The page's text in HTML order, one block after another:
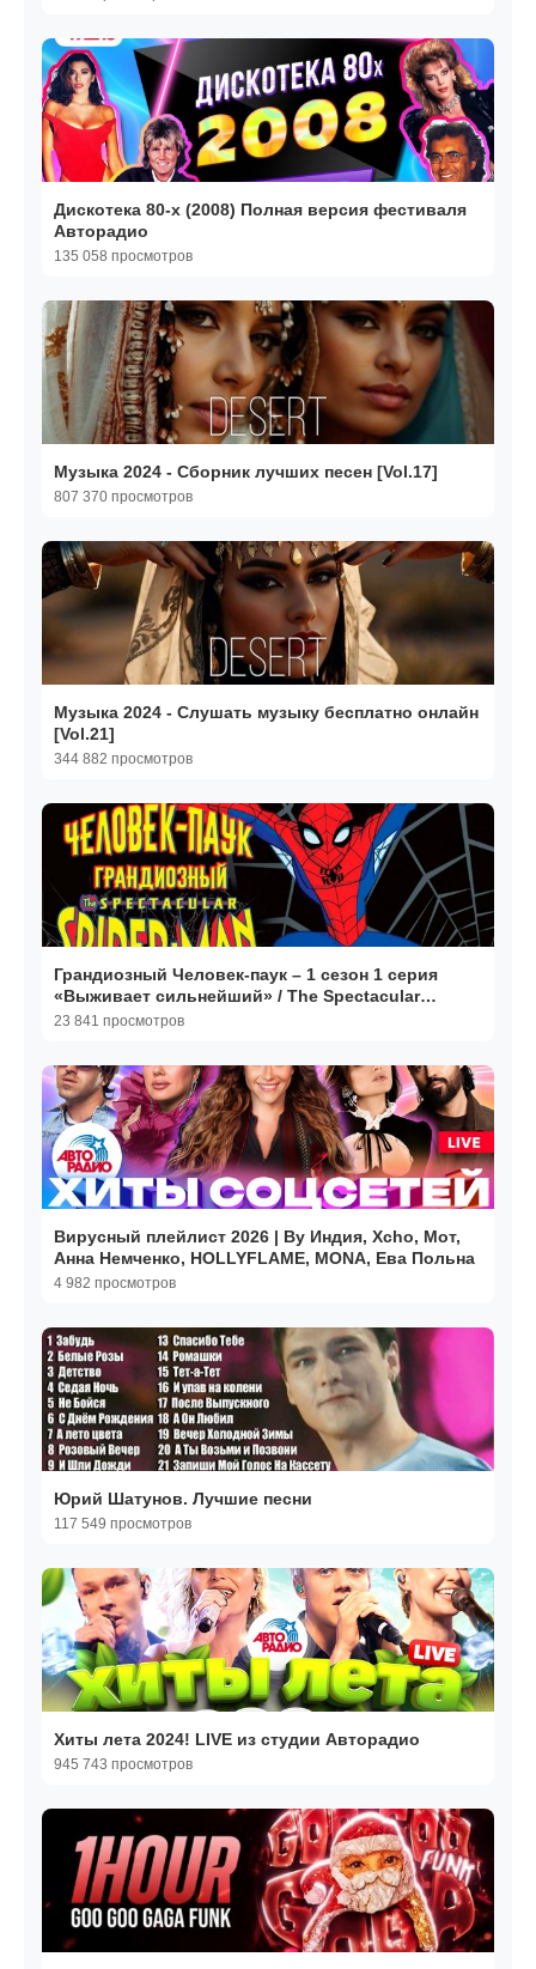
Дискотека 80-х (2008) Полная версия фестиваля
Авторадио
135 058 просмотров
Музыка 2024 - Сборник лучших песен [Vol.17]
807 370 просмотров
Музыка 2024 - Слушать музыку бесплатно онлайн
[Vol.21]
344 882 просмотров
Грандиозный Человек-паук – 1 сезон 1 серия
«Выживает сильнейший» / The Spectacular
Spider-Man
23 841 просмотров
Вирусный плейлист 2026 | By Индия, Xcho, Мот,
Анна Немченко, HOLLYFLAME, MONA, Ева Польна
4 982 просмотров
Юрий Шатунов. Лучшие песни
117 549 просмотров
Хиты лета 2024! LIVE из студии Авторадио
945 743 просмотров